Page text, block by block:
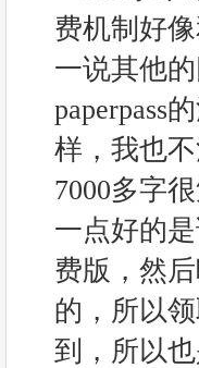
费机制好
一说其他
paperpass
样，我也
7000多字
一点好的
费版，然
的，所以
到，所以